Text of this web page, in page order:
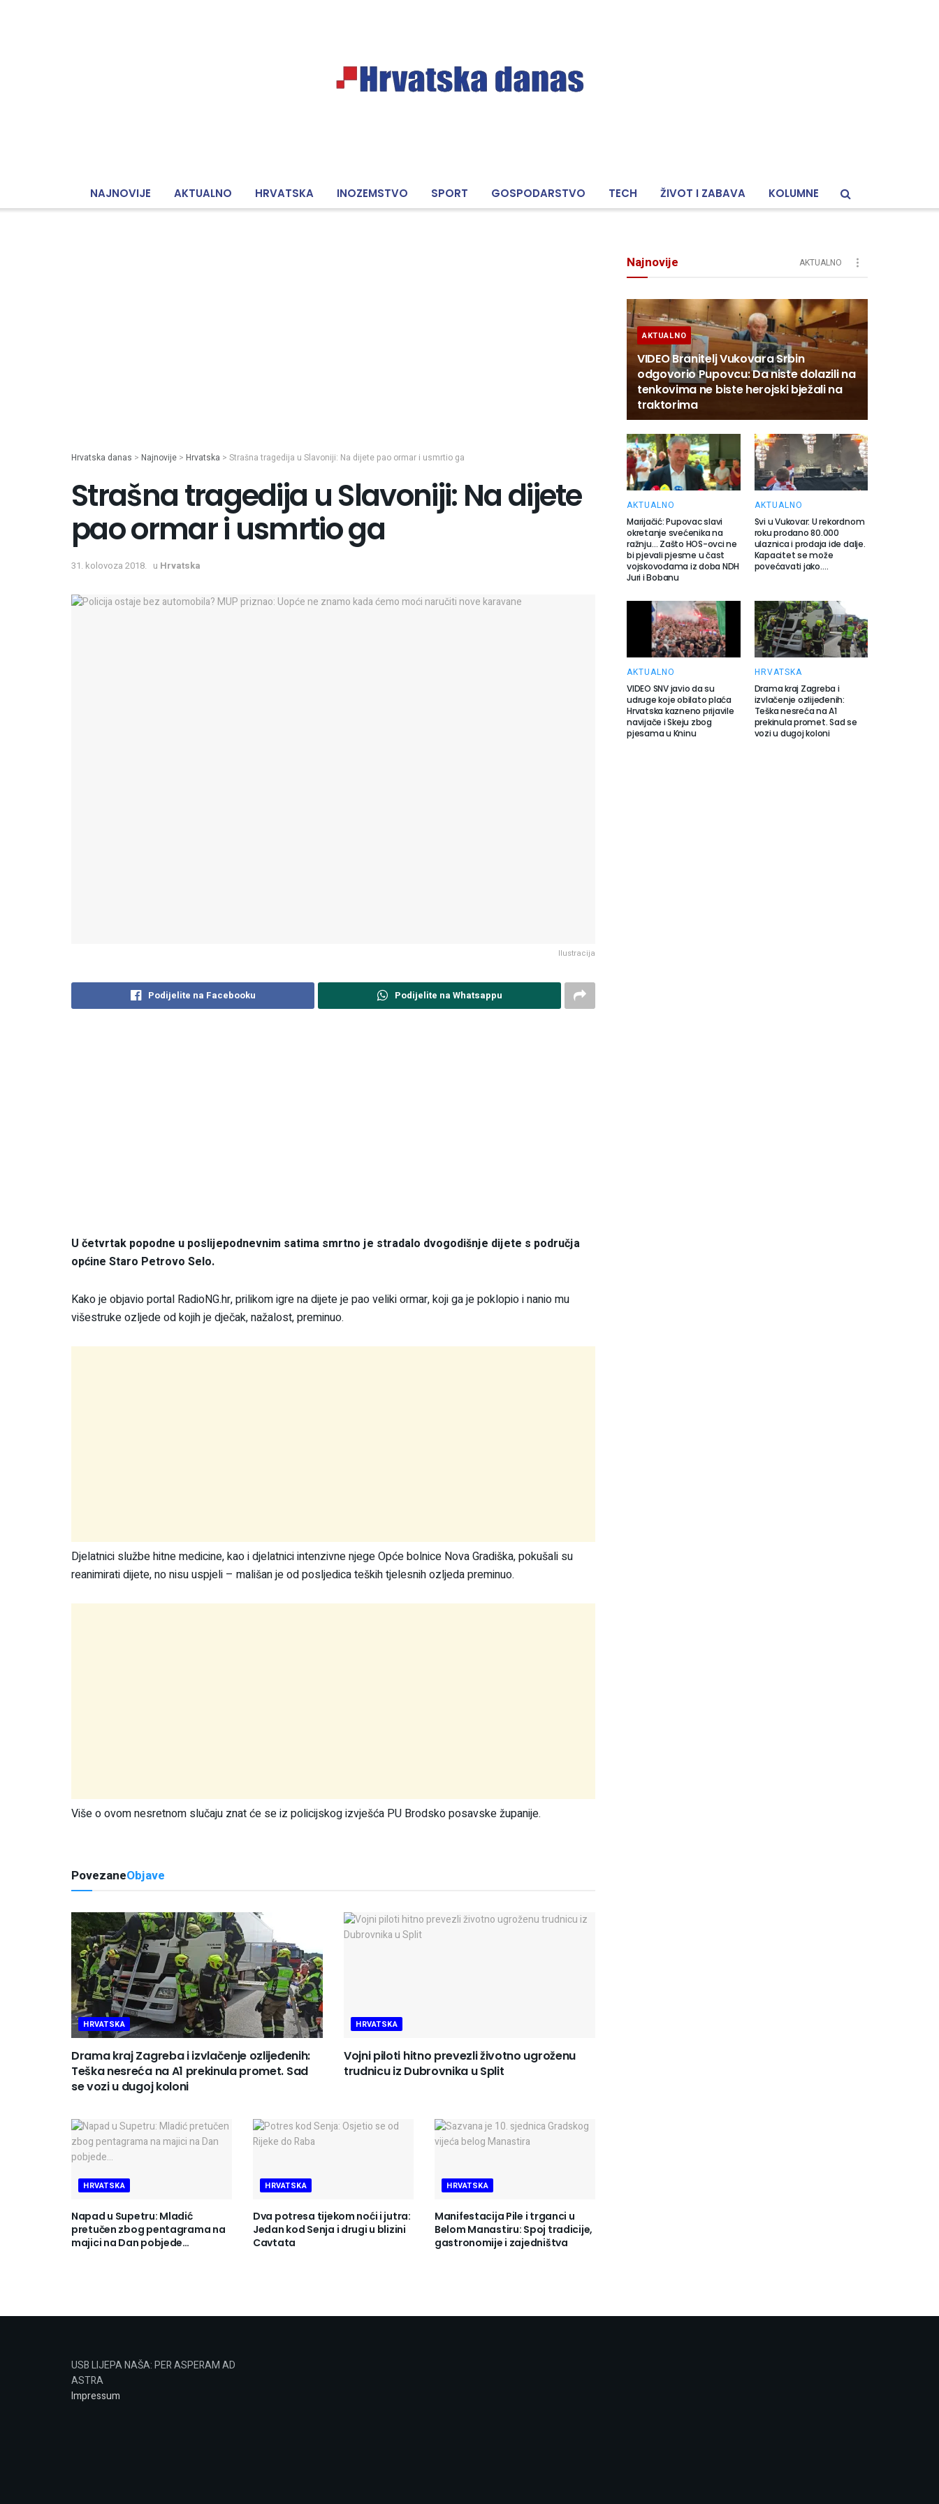
NAJNOVIJE AKTUALNO HRVATSKA INOZEMSTVO SPORT GOSPODARSTVO TECH ŽIVOT I ZABAVA KOLUMNE
Hrvatska danas > Najnovije > Hrvatska > Strašna tragedija u Slavoniji: Na dijete pao ormar i usmrtio ga
Strašna tragedija u Slavoniji: Na dijete
pao ormar i usmrtio ga
31. kolovoza 2018. u Hrvatska
Ilustracija
Podijelite na Facebooku Podijelite na Whatsappu
U četvrtak popodne u poslijepodnevnim satima smrtno je stradalo dvogodišnje dijete s područja
općine Staro Petrovo Selo.
Kako je objavio portal RadioNG.hr, prilikom igre na dijete je pao veliki ormar, koji ga je poklopio i nanio mu
višestruke ozljede od kojih je dječak, nažalost, preminuo.
Djelatnici službe hitne medicine, kao i djelatnici intenzivne njege Opće bolnice Nova Gradiška, pokušali su
reanimirati dijete, no nisu uspjeli – mališan je od posljedica teških tjelesnih ozljeda preminuo.
Više o ovom nesretnom slučaju znat će se iz policijskog izvješća PU Brodsko posavske županije.
PovezaneObjave
HRVATSKA
Drama kraj Zagreba i izvlačenje ozlijeđenih:
Teška nesreća na A1 prekinula promet. Sad
se vozi u dugoj koloni
HRVATSKA
Vojni piloti hitno prevezli životno ugroženu
trudnicu iz Dubrovnika u Split
HRVATSKA
Napad u Supetru: Mladić
pretučen zbog pentagrama na
majici na Dan pobjede…
HRVATSKA
Dva potresa tijekom noći i jutra:
Jedan kod Senja i drugi u blizini
Cavtata
HRVATSKA
Manifestacija Pile i trganci u
Belom Manastiru: Spoj tradicije,
gastronomije i zajedništva
Najnovije AKTUALNO
AKTUALNO
VIDEO Branitelj Vukovara Srbin
odgovorio Pupovcu: Da niste dolazili na
tenkovima ne biste herojski bježali na
traktorima
AKTUALNO
Marijačić: Pupovac slavi
okretanje svećenika na
ražnju… Zašto HOS-ovci ne
bi pjevali pjesme u čast
vojskovođama iz doba NDH
Juri i Bobanu
AKTUALNO
Svi u Vukovar: U rekordnom
roku prodano 80.000
ulaznica i prodaja ide dalje.
Kapacitet se može
povećavati jako….
AKTUALNO
VIDEO SNV javio da su
udruge koje obilato plaća
Hrvatska kazneno prijavile
navijače i Skeju zbog
pjesama u Kninu
HRVATSKA
Drama kraj Zagreba i
izvlačenje ozlijeđenih:
Teška nesreća na A1
prekinula promet. Sad se
vozi u dugoj koloni
USB LIJEPA NAŠA: PER ASPERAM AD
ASTRA
Impressum